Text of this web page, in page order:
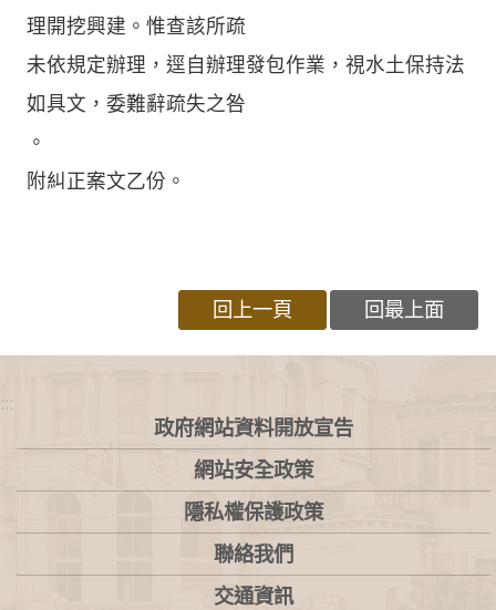
理開挖興建。惟查該所疏
未依規定辦理，逕自辦理發包作業，視水土保持法
如具文，委難辭疏失之咎
。
附糾正案文乙份。
回上一頁 回最上面
:::
政府網站資料開放宣告
網站安全政策
隱私權保護政策
聯絡我們
交通資訊